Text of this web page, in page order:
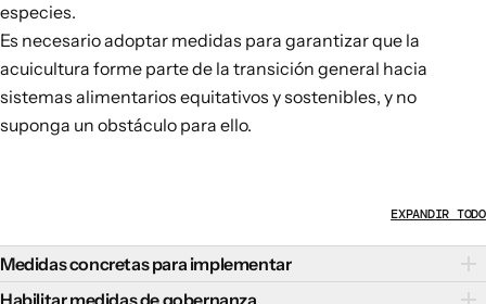
especies.
Es necesario adoptar medidas para garantizar que la
acuicultura forme parte de la transición general hacia
sistemas alimentarios equitativos y sostenibles, y no
suponga un obstáculo para ello.
EXPANDIR TODO
Medidas concretas para implementar
Las siguientes medidas concretas pueden contribuir a la
Habilitar medidas de gobernanza